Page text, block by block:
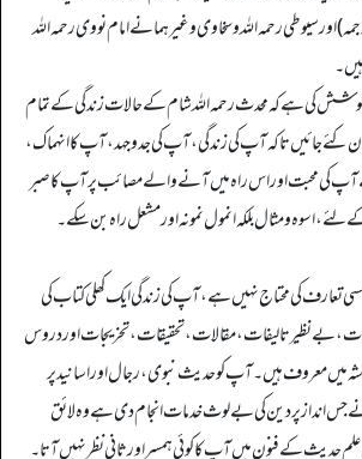
اور سیوطی رحمہ الله و سخاوی و غیرہما نے امام نووی رحمہ الله
کی ہے کہ محدث رحمہ الله شام کے حالات زندگی کے تمام
جائیں تاکہ آپ کی زندگی، آپ کی جدوجہد، آپ کا انہماک،
کی محبت اور اس راہ میں آنے والے مصائب پر آپ کا صبر
اسوہ و مثال بلکہ انمول نمونہ اور مشعل راہ بن سکے۔
کسی تعارف کی محتاج نہیں ہے، آپ کی زندگی ایک کھلی کتاب کی
بےنظیر تالیفات، مقالات، تحقیقات، تخریجات اور دروس
میں معروف ہیں۔ آپ کو حدیث نبوی، رجال اور اسانید پر
انداز پر دین کی بے لوث خدمات انجام دی ہے وہ لائق
حدیث کے فنون میں آپ کا کوئی ہمسر اور ثانی نظر نہیں آتا۔